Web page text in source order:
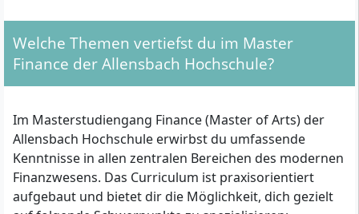
Welche formalen Zulassungsvoraussetzungen
musst du erfüllen?
Für die Zulassung zum Master Finance benötigst du
einen ersten berufsqualifizierenden
Hochschulabschluss, z. B. einen Bachelor, Diplom oder
ein gleichwertiges Examen. Einschlägige
Studienrichtungen wie Betriebswirtschaftslehre,
Volkswirtschaftslehre, Wirtschaftsrecht oder
Finanzwesen werden vorausgesetzt. Der Umfang
Welche Themen vertiefst du im Master
Finance der Allensbach Hochschule?
Im Masterstudiengang Finance (Master of Arts) der
Allensbach Hochschule erwirbst du umfassende
Kenntnisse in allen zentralen Bereichen des modernen
Finanzwesens. Das Curriculum ist praxisorientiert
aufgebaut und bietet dir die Möglichkeit, dich gezielt